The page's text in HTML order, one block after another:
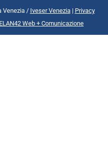
Venezia / Iveser Venezia| Privacy
ELAN42 Web + Comunicazione